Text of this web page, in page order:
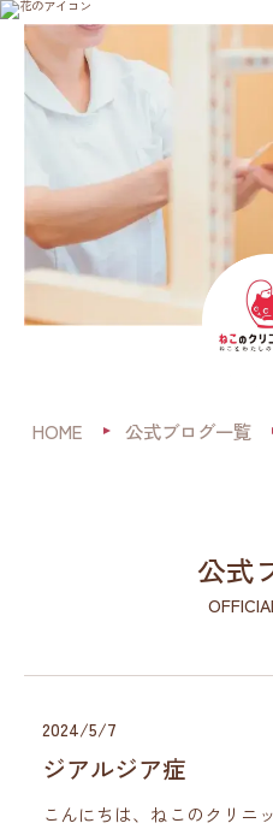
HOME 公式ブログ一覧
公式
2024/5/7
ジアルジア症
こんにちは、ねこのクリニ